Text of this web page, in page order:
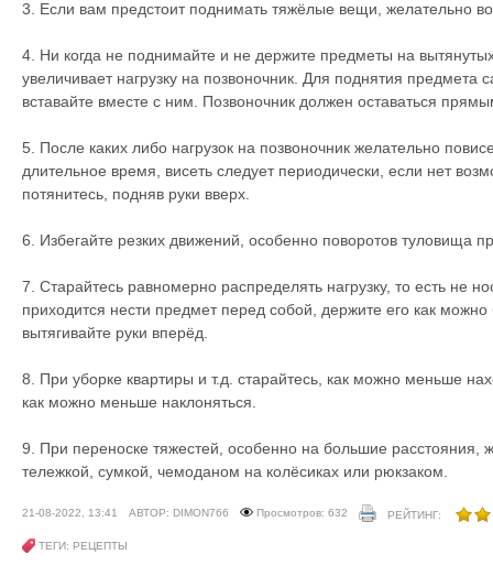
3. Если вам предстоит поднимать тяжёлые вещи, желательно
4. Ни когда не поднимайте и не держите предметы на вытянутых
увеличивает нагрузку на позвоночник. Для поднятия предмета
вставайте вместе с ним. Позвоночник должен оставаться
5. После каких либо нагрузок на позвоночник желательно
длительное время, висеть следует периодически, если нет
потянитесь, подняв руки вверх.
6. Избегайте резких движений, особенно поворотов туловища
7. Старайтесь равномерно распределять нагрузку, то есть не
приходится нести предмет перед собой, держите его как
вытягивайте руки вперёд.
8. При уборке квартиры и т.д. старайтесь, как можно меньше
как можно меньше наклоняться.
9. При переноске тяжестей, особенно на большие расстояния,
тележкой, сумкой, чемоданом на колёсиках или рюкзаком.
21-08-2022, 13:41 АВТОР: DIMON766 Просмотров: 632 РЕЙТИНГ:
ТЕГИ: РЕЦЕПТЫ